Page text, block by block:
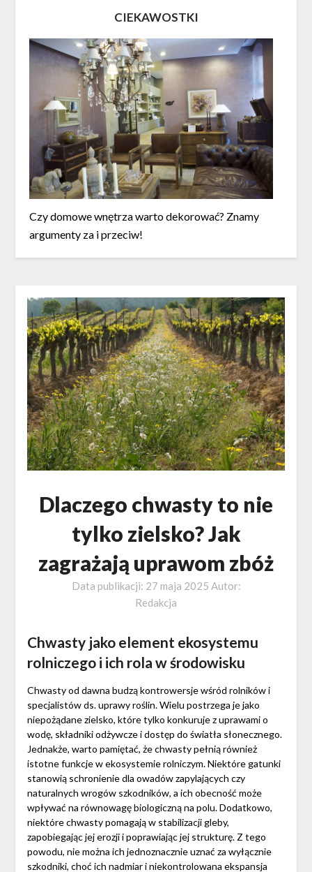
CIEKAWOSTKI
Czy domowe wnętrza warto dekorować? Znamy
argumenty za i przeciw!
Dlaczego chwasty to nie
tylko zielsko? Jak
zagrażają uprawom zbóż
Data publikacji: 27 maja 2025 Autor:
Redakcja
Chwasty jako element ekosystemu
rolniczego i ich rola w środowisku
Chwasty od dawna budzą kontrowersje wśród rolników i
specjalistów ds. uprawy roślin. Wielu postrzega je jako
niepożądane zielsko, które tylko konkuruje z uprawami o
wodę, składniki odżywcze i dostęp do światła słonecznego.
Jednakże, warto pamiętać, że chwasty pełnią również
istotne funkcje w ekosystemie rolniczym. Niektóre gatunki
stanowią schronienie dla owadów zapylających czy
naturalnych wrogów szkodników, a ich obecność może
wpływać na równowagę biologiczną na polu. Dodatkowo,
niektóre chwasty pomagają w stabilizacji gleby,
zapobiegając jej erozji i poprawiając jej strukturę. Z tego
powodu, nie można ich jednoznacznie uznać za wyłącznie
szkodniki, choć ich nadmiar i niekontrolowana ekspansja